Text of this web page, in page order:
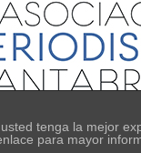
tenga la mejor
para mayor